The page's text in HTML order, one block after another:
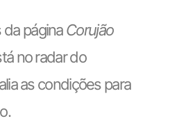
páginaCorujão
no radar do
as condições para